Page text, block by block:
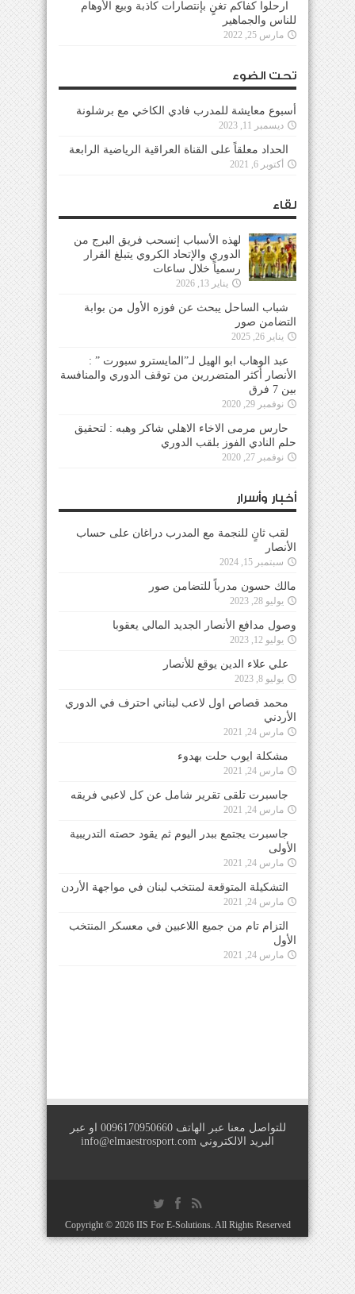
ارحلوا كفاكم تغنٍ بإنتصارات كاذبة وبيع الأوهام
للناس والجماهير
مارس 25, 2022
تحت الضوء
أسبوع معايشة للمدرب فادي الكاخي مع برشلونة
ديسمبر 11, 2023
الحداد معلقاً على القناة العراقية الرياضية الرابعة
أكتوبر 6, 2021
لقاء
لهذه الأسباب إنسحب فريق البرج من
الدوري والإتحاد الكروي يتبلغ القرار
رسمياً خلال ساعات
يناير 13, 2026
شباب الساحل يبحث عن فوزه الأول من بوابة
التضامن صور
يناير 26, 2025
عبد الوهاب ابو الهيل لـ”المايسترو سبورت ” :
الأنصار أكثر المتضررين من توقف الدوري والمنافسة
بين 7 فرق
نوفمبر 29, 2020
حارس مرمى الاخاء الاهلي شاكر وهبه : لتحقيق
حلم النادي الفوز بلقب الدوري
نوفمبر 27, 2020
أخبار وأسرار
لقب ثانٍ للنجمة مع المدرب دراغان على حساب
الأنصار
سبتمبر 15, 2024
مالك حسون مدرباً للتضامن صور
يوليو 28, 2023
وصول مدافع الأنصار الجديد المالي يعقوبا
يوليو 12, 2023
علي علاء الدين يوقع للأنصار
يوليو 8, 2023
محمد قصاص اول لاعب لبناني احترف في الدوري
الأردني
مارس 24, 2021
مشكلة ايوب حلت بهدوء
مارس 24, 2021
جاسبرت تلقى تقرير شامل عن كل لاعبي فريقه
مارس 24, 2021
جاسبرت يجتمع ببدر اليوم ثم يقود حصته التدريبية
الأولى
مارس 24, 2021
التشكيلة المتوقعة لمنتخب لبنان في مواجهة الأردن
مارس 24, 2021
التزام تام من جميع اللاعبين في معسكر المنتخب
الأول
مارس 24, 2021
للتواصل معنا عبر الهاتف 0096170950660 او عبر
البريد الالكتروني info@elmaestrosport.com
Copyright © 2026 IIS For E-Solutions. All Rights Reserved